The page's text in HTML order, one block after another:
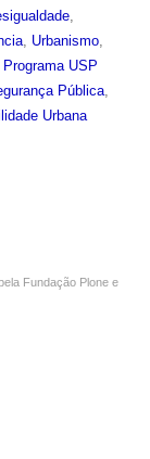
,
, Urbanismo,
Programa USP
Pública,
Urbana
Fundação Plone e